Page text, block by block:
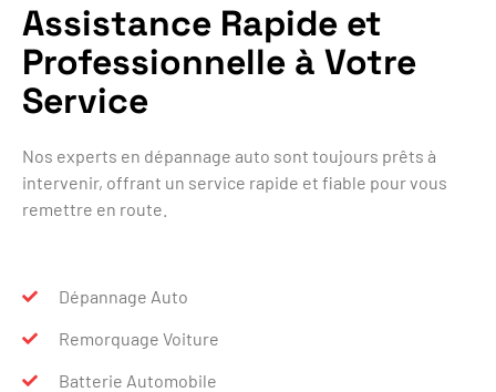
Assistance Rapide et
Professionnelle à Votre
Service
Nos experts en dépannage auto sont toujours prêts à
intervenir, offrant un service rapide et fiable pour vous
remettre en route.
Dépannage Auto
Remorquage Voiture
Batterie Automobile